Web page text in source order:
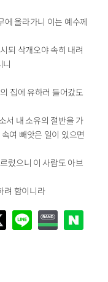
에 올라가니 이는 예수께
되 삭개오야 속히 내려
니
집에 유하러 들어갔도
서 내 소유의 절반을 가
여 빼앗은 일이 있으면
렀으니 이 사람도 아브
려 함이니라